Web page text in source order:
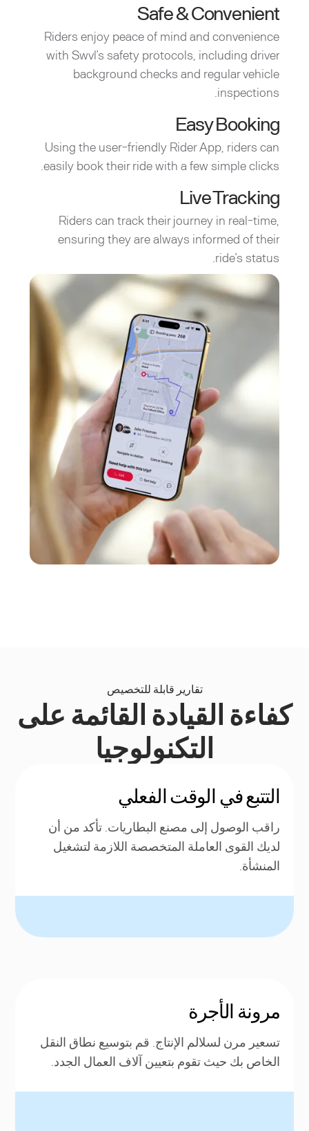
Safe & Convenient
Riders enjoy peace of mind and convenience
with Swvl’s safety protocols, including driver
background checks and regular vehicle
inspections.
Easy Booking
Using the user-friendly Rider App, riders can
easily book their ride with a few simple clicks.
Live Tracking
Riders can track their journey in real-time,
ensuring they are always informed of their
ride’s status.
تقارير قابلة للتخصيص
كفاءة القيادة القائمة على
التكنولوجيا
التتبع في الوقت الفعلي
راقب الوصول إلى مصنع البطاريات. تأكد من أن
لديك القوى العاملة المتخصصة اللازمة لتشغيل
المنشأة.
مرونة الأجرة
تسعير مرن لسلالم الإنتاج. قم بتوسيع نطاق النقل
الخاص بك حيث تقوم بتعيين آلاف العمال الجدد.